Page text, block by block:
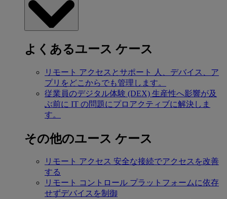
よくあるユース ケース
リモート アクセスとサポート
人、デバイス、ア
プリをどこからでも管理します。
従業員のデジタル体験 (DEX) 生産性へ影響が及
ぶ前に IT の問題にプロアクティブに解決しま
す。
その他のユース ケース
リモート アクセス 安全な接続でアクセスを改善
する
リモート コントロール プラットフォームに依存
せずデバイスを制御